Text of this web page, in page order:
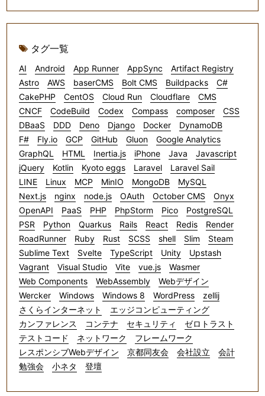
タグ一覧
AI Android App Runner AppSync
Artifact Registry
Astro
AWS baserCMS Bolt CMS Buildpacks
C#
CakePHP
CentOS Cloud Run Cloudflare
CMS
CNCF
CodeBuild Codex Compass composer
CSS
DBaaS
DDD Deno Django Docker
DynamoDB
F#
Fly.io GCP GitHub Gluon
Google Analytics
GraphQL
HTML Inertia.js iPhone Java
Javascript
jQuery
Kotlin Kyoto eggs Laravel
Laravel Sail
LINE
Linux MCP MinIO MongoDB
MySQL
Next.js
nginx node.js OAuth October CMS
Onyx
OpenAPI
PaaS PHP PhpStorm Pico
PostgreSQL
PSR
Python Quarkus Rails React Redis
Render
RoadRunner
Ruby Rust SCSS shell Slim
Steam
Sublime Text
Svelte TypeScript Unity
Upstash
Vagrant
Visual Studio Vite vue.js
Wasmer
Web Components
WebAssembly
Webデザイン
Wercker
Windows Windows 8 WordPress
zellij
さくらインターネット
エッジコンピューティング
カンファレンス
コンテナ セキュリティ
ゼロトラスト
テストコード
ネットワーク
フレームワーク
レスポンシブWebデザイン
京都同友会 会社設立
会計
勉強会
小ネタ 登壇